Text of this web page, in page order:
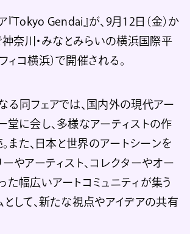
『Tokyo Gendai』が、9月12日（金）か
神奈川・みなとみらいの横浜国際平
ィコ横浜）で開催される。
る同フェアでは、国内外の現代アー
堂に会し、多様なアーティストの作
また、日本と世界のアートシーンを
ーやアーティスト、コレクターやオー
た幅広いアートコミュニティが集う
として、新たな視点やアイデアの共有